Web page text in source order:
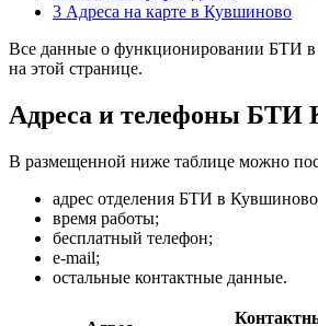
3 Адреса на карте в Кувшиново
Все данные о функционировании БТИ
на этой странице.
Адреса и телефоны БТИ
В размещенной ниже таблице можно
адрес отделения БТИ в
время работы;
бесплатный телефон;
e-mail;
остальные контактные данные.